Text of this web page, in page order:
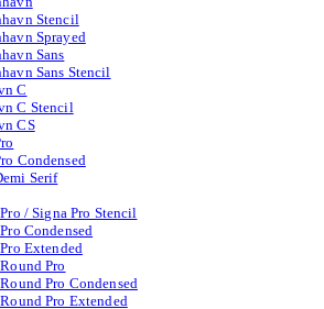
Stencil
Sprayed
Sans
Sans Stencil
C
C Stencil
CS
Condensed
Serif
/ Signa Pro Stencil
Condensed
Extended
Pro
Pro Condensed
Pro Extended